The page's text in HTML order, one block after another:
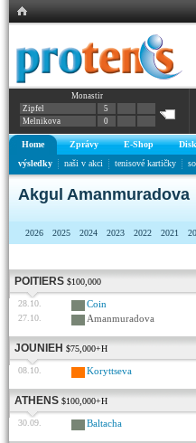
Monastir
Zipfel
5
Melnikova
0
Home Zprávy E-Shop
výsledky
naši v akci tenisové kartičky
Akgul Amanmuradova
2026 2025 2024 2023 2022 2021
POITIERS $100,000
28.10. Coin
27.10. Amanmuradova
JOUNIEH $75,000+H
08.10. Koryttseva
ATHENS $100,000+H
30.09. Baltacha